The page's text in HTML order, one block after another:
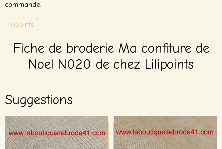
commande.
lilipoints
Fiche de broderie Ma confiture de
Noel N020 de chez Lilipoints
Suggestions